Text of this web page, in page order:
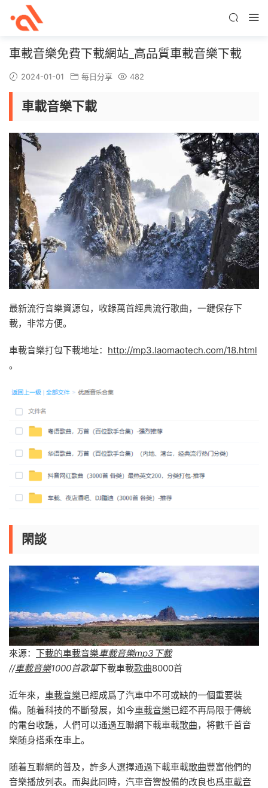
車載音樂免費下載網站_高品質車載音樂下載
2024-01-01 每日分享 482
車載音樂下載
最新流行音樂資源包，收錄萬首經典流行歌曲，一鍵保存下
載，非常方便。
車載音樂打包下載地址： http://mp3.laomaotech.com/18.html
。
閑談
來源： 下載的車載音樂車載音樂mp3下載
//車載音樂1000首歌單下載車載歌曲8000首
近年來， 車載音樂已經成爲了汽車中不可或缺的一個重要裝
備。随着科技的不斷發展，如今車載音樂已經不再局限于傳統
的電台收聽，人們可以通過互聯網下載車載歌曲，将數千首音
樂随身搭乘在車上。
随着互聯網的普及，許多人選擇通過下載車載歌曲豐富他們的
音樂播放列表。而與此同時，汽車音響設備的改良也爲車載音